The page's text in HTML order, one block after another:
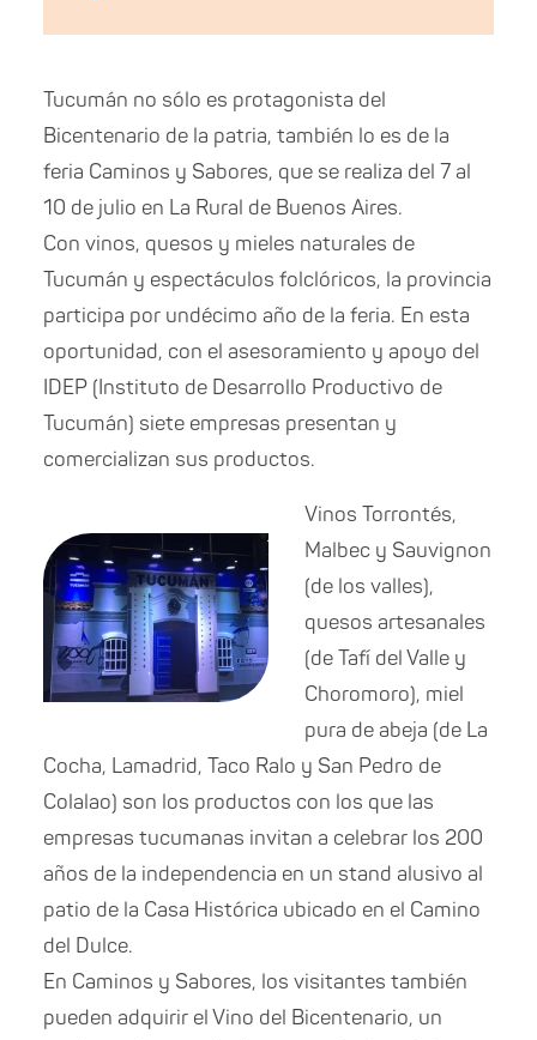
Tucumán no sólo es protagonista del
Bicentenario de la patria, también lo es de la
feria Caminos y Sabores, que se realiza del 7 al
10 de julio en La Rural de Buenos Aires.
Con vinos, quesos y mieles naturales de
Tucumán y espectáculos folclóricos, la provincia
participa por undécimo año de la feria. En esta
oportunidad, con el asesoramiento y apoyo del
IDEP (Instituto de Desarrollo Productivo de
Tucumán) siete empresas presentan y
comercializan sus productos.
Vinos Torrontés,
Malbec y Sauvignon
(de los valles),
quesos artesanales
(de Tafí del Valle y
Choromoro), miel
pura de abeja (de La
Cocha, Lamadrid, Taco Ralo y San Pedro de
Colalao) son los productos con los que las
empresas tucumanas invitan a celebrar los 200
años de la independencia en un stand alusivo al
patio de la Casa Histórica ubicado en el Camino
del Dulce.
En Caminos y Sabores, los visitantes también
pueden adquirir el Vino del Bicentenario, un